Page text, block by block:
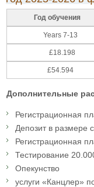
Год обучения
Years 7-13
£18.198
£54.594
Дополнительные
Регистрационная
Депозит в размере
Регистрационная
Тестирование
Опекунство
услуги «Канцлер»